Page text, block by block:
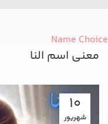
Name Choice
معنی اسم النا
10
شهریور